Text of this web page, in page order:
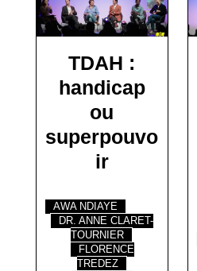
TDAH :
handicap
ou
superpouvo
ir
AWA NDIAYE
DR. ANNE CLARET-
TOURNIER
FLORENCE
TREDEZ